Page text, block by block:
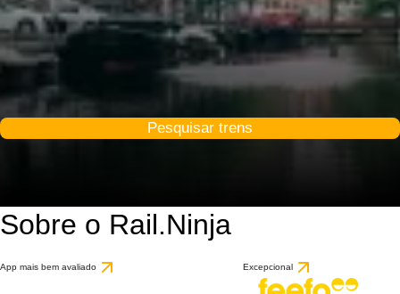
Pesquisar trens
Sobre o Rail.Ninja
App mais bem avaliado Excepcional